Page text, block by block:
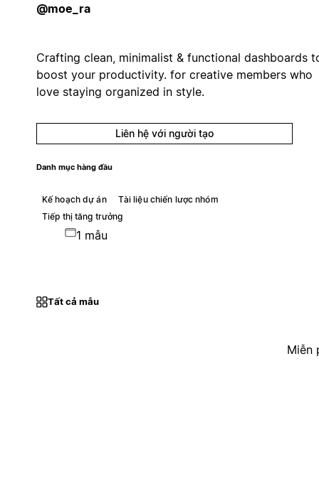
@moe_ra
Crafting clean, minimalist & functional dashboards
boost your productivity. for creative members who
love staying organized in style.
Liên hệ với người tạo
Danh mục hàng đầu
Kế hoạch dự án
Tài liệu chiến lược nhóm
Tiếp thị tăng trưởng
1 mẫu
Tất cả mẫu
Miễn